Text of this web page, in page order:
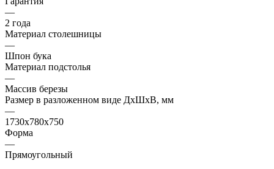
—
2 года
Материал столешницы
—
Шпон бука
Материал подстолья
—
Массив березы
Размер в разложенном виде ДхШхВ, мм
—
1730х780х750
Форма
—
Прямоугольный